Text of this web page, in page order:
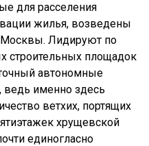
для расселения
жилья, возведены
Москвы. Лидируют по
строительных площадок
автономные
ведь именно здесь
ветхих, портящих
хрущевской
единогласно